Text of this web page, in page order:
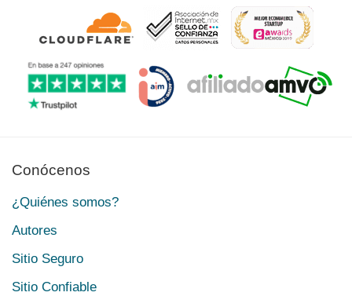
Conócenos
¿Quiénes somos?
Autores
Sitio Seguro
Sitio Confiable